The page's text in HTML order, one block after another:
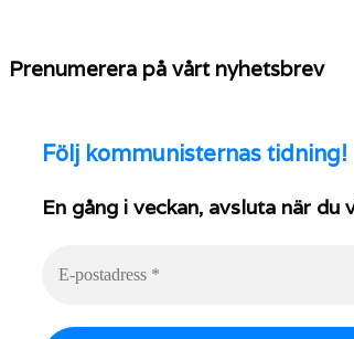
Prenumerera på vårt nyhetsbrev
Följ kommunisternas tidning!
En gång i veckan, avsluta när du